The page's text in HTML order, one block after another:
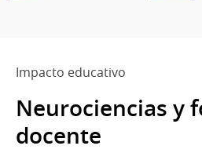
Impacto educativo
Neurociencias y
docente